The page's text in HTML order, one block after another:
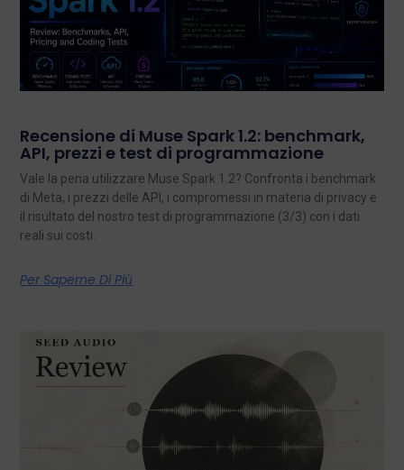
Recensione di Muse Spark 1.2: benchmark,
API, prezzi e test di programmazione
Vale la pena utilizzare Muse Spark 1.2? Confronta i benchmark
di Meta, i prezzi delle API, i compromessi in materia di privacy e
il risultato del nostro test di programmazione (3/3) con i dati
reali sui costi.
Per Saperne Di Più